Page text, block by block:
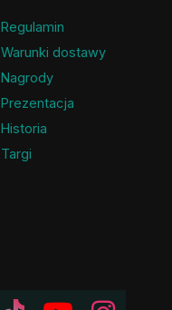
Regulamin
Warunki dostawy
Nagrody
Prezentacja
Historia
Targi